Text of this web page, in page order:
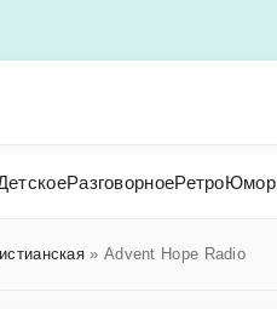
РазговорноеРетроЮмор
» Advent Hope Radio